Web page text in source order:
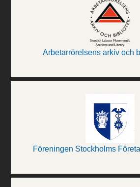
Arbetarrörelsens arkiv och
Föreningen Stockholms